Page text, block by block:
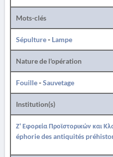
Mots-clés
Sépulture- Lampe
Nature de l'opération
Fouille-Sauvetage
Institution(s)
Ζ' Εφορεία Προϊστορικών και
éphorie des antiquités